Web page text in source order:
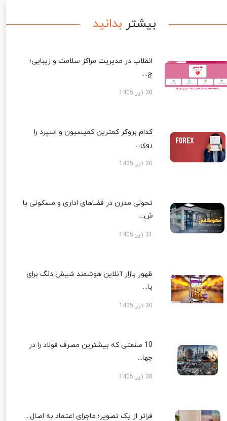
بیشتر بدانید
انقلاب در مدیریت مراکز سلامت و زیبایی؛
چ...
30 تیر 1405
کدام بروکر کمترین کمیسیون و اسپرد را
روی...
30 تیر 1405
تحولی مدرن در فضاهای اداری و مسکونی با
ش...
ظهور بازار آنلاین هوشمند شیش دنگ برای
پا...
30 تیر 1405
10 صنعتی که بیشترین مصرف فولاد را در
جها...
30 تیر 1405
فراتر از یک تصویر؛ ماجرای اعتماد به اصال...